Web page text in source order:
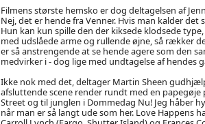
Filmens største hemsko er dog deltagelsen af
Nej, det er hende fra Venner. Hvis man kalder
Hun kan kun spille den der kiksede klodsede
med udslåede arme og rullende øjne, så rækker
er så anstrengende at se hende agere som den
medvirker i - dog lige med undtagelse af
Ikke nok med det, deltager Martin Sheen
afsluttende scene render rundt med en papegøje
Street og til junglen i Dommedag Nu! Jeg håber
når man er så langt ude som her. Love Happens